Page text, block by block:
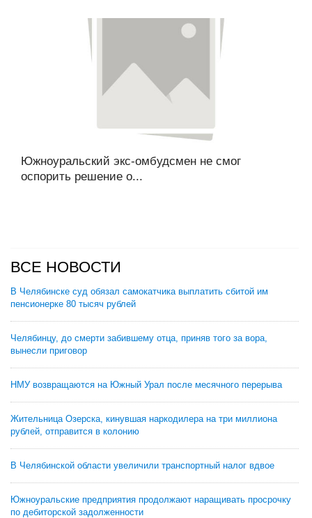
Южноуральский экс-омбудсмен не смог
оспорить решение о...
ВСЕ НОВОСТИ
В Челябинске суд обязал самокатчика выплатить сбитой им
пенсионерке 80 тысяч рублей
Челябинцу, до смерти забившему отца, приняв того за вора,
вынесли приговор
НМУ возвращаются на Южный Урал после месячного перерыва
Жительница Озерска, кинувшая наркодилера на три миллиона
рублей, отправится в колонию
В Челябинской области увеличили транспортный налог вдвое
Южноуральские предприятия продолжают наращивать просрочку
по дебиторской задолженности